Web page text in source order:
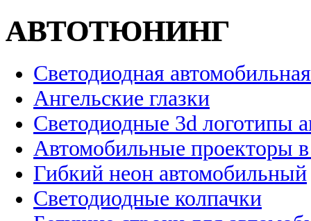
АВТОТЮНИНГ
Светодиодная
Ангельские глазки
Светодиодные 3d логотипы
Автомобильные проекторы
Гибкий неон автомобильный
Светодиодные колпачки